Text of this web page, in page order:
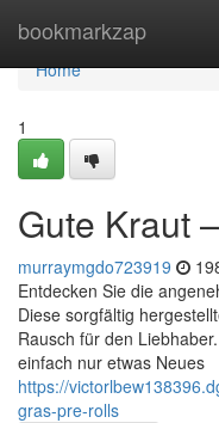
bookmarkzap
Home
Home
1
Gute Kraut
murraymgdo723919
Entdecken Sie die
Diese sorgfältig
Rausch für den
einfach nur etwas Neues
https://
gras-pre-rolls